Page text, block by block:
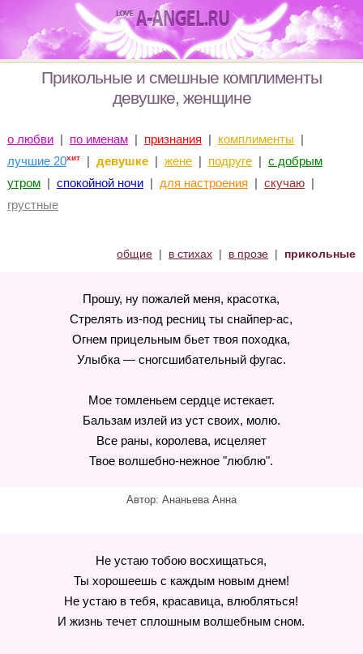
Прикольные и смешные комплименты
девушке, женщине
о любви| по именам| признания | комплименты |
лучшие 20хит| девушке| жене| подруге| с добрым
утром| спокойной ночи| для настроения | скучаю|
грустные
общие | в стихах | в прозе | прикольные
Прошу, ну пожалей меня, красотка,
Стрелять из-под ресниц ты снайпер-ас,
Огнем прицельным бьет твоя походка,
Улыбка — сногсшибательный фугас.
Мое томленьем сердце истекает.
Бальзам излей из уст своих, молю.
Все раны, королева, исцеляет
Твое волшебно-нежное "люблю".
Автор: Ананьева Анна
Не устаю тобою восхищаться,
Ты хорошеешь с каждым новым днем!
Не устаю в тебя, красавица, влюбляться!
И жизнь течет сплошным волшебным сном.